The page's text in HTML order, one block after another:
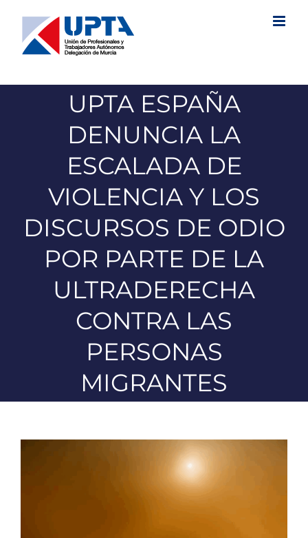
contenido
UPTA ESPAÑA
DENUNCIA LA
ESCALADA DE
VIOLENCIA Y LOS
DISCURSOS DE ODIO
POR PARTE DE LA
ULTRADERECHA
CONTRA LAS
PERSONAS
MIGRANTES